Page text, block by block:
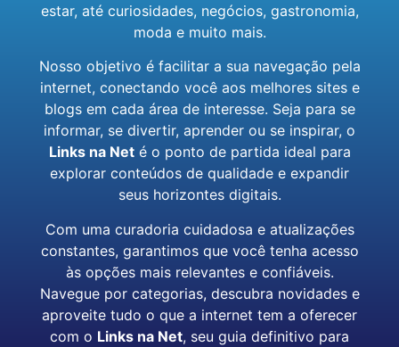
estar, até curiosidades, negócios, gastronomia,
moda e muito mais.
Nosso objetivo é facilitar a sua navegação pela
internet, conectando você aos melhores sites e
blogs em cada área de interesse. Seja para se
informar, se divertir, aprender ou se inspirar, o
Links na Neté o ponto de partida ideal para
explorar conteúdos de qualidade e expandir
seus horizontes digitais.
Com uma curadoria cuidadosa e atualizações
constantes, garantimos que você tenha acesso
às opções mais relevantes e confiáveis.
Navegue por categorias, descubra novidades e
aproveite tudo o que a internet tem a oferecer
com o Links na Net, seu guia definitivo para